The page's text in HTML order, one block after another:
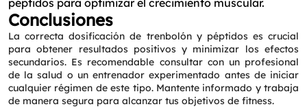
péptidos para optimizar el crecimiento muscular.
Conclusiones
La correcta dosificación de trenbolón y péptidos es crucial
para obtener resultados positivos y minimizar los efectos
secundarios. Es recomendable consultar con un profesional
de la salud o un entrenador experimentado antes de iniciar
cualquier régimen de este tipo. Mantente informado y trabaja
de manera segura para alcanzar tus objetivos de fitness.